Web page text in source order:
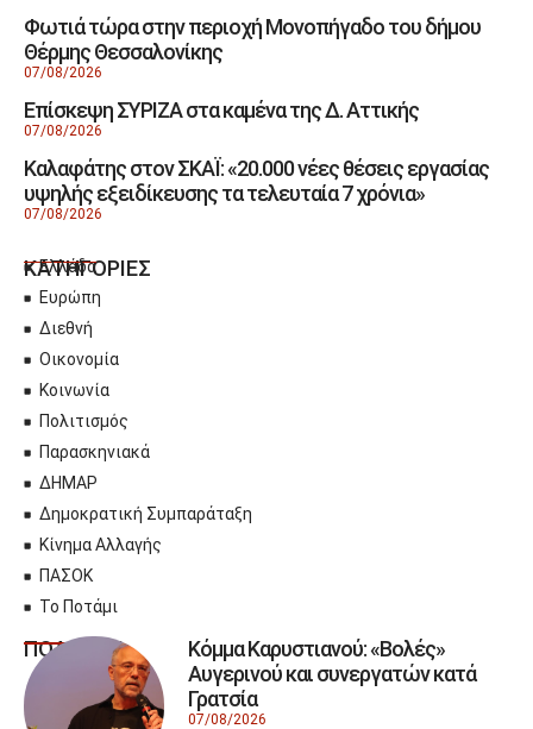
Φωτιά τώρα στην περιοχή Μονοπήγαδο του δήμου
Θέρμης Θεσσαλονίκης
07/08/2026
Επίσκεψη ΣΥΡΙΖΑ στα καμένα της Δ. Αττικής
07/08/2026
Καλαφάτης στον ΣΚΑΪ: «20.000 νέες θέσεις εργασίας
υψηλής εξειδίκευσης τα τελευταία 7 χρόνια»
07/08/2026
ΚΑΤΗΓΟΡΙΕΣ
Ελλάδα
Ευρώπη
Διεθνή
Οικονομία
Κοινωνία
Πολιτισμός
Παρασκηνιακά
ΔΗΜΑΡ
Δημοκρατική Συμπαράταξη
Κίνημα Αλλαγής
ΠΑΣΟΚ
Το Ποτάμι
ΠΟΛΙΤΙΚΗ
Κόμμα Καρυστιανού: «Βολές»
Αυγερινού και συνεργατών κατά
Γρατσία
07/08/2026